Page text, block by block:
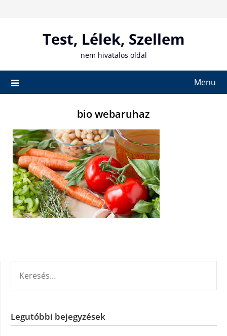
Test, Lélek, Szellem
nem hivatalos oldal
Menu
bio webaruhaz
Legutóbbi bejegyzések